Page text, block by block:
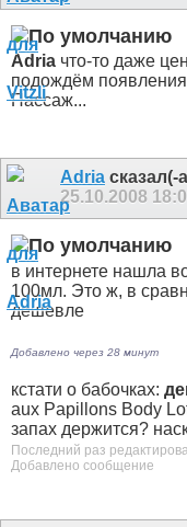
Adria что-то даже
подождём
Пассаж...
Adria сказал(-
25.10.2008
в интернете нашла
100мл. Это ж, в
дешевле
Добавлено через 28 минут
кстати о бабочках:
aux Papillons Body
запах держится?
Последний раз
Добавлено сообщение